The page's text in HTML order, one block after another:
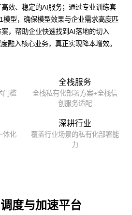
效、稳定的AI服务；通过专业训练套
模型，确保模型效果与企业需求高度匹
，帮助企业快速找到AI落地的切入
融入核心业务，真正实现降本增效。
门槛
全栈服务
全栈私有化部署方案+全栈信
创服务适配
体化
深耕行业
覆盖行业场景的私有化部署能
力
度与加速平台